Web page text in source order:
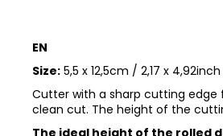
EN
Size: 5,5 x 12,5cm / 2,17 x 4,92inch
Cutter with a sharp cutting edge
clean cut. The height of the
The ideal height of the rolled